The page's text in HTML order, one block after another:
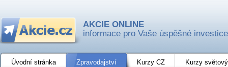
AKCIE ONLINE
informace pro Vaše úspěšné investice
Úvodní stránka Zpravodajství Kurzy CZ Kurzy